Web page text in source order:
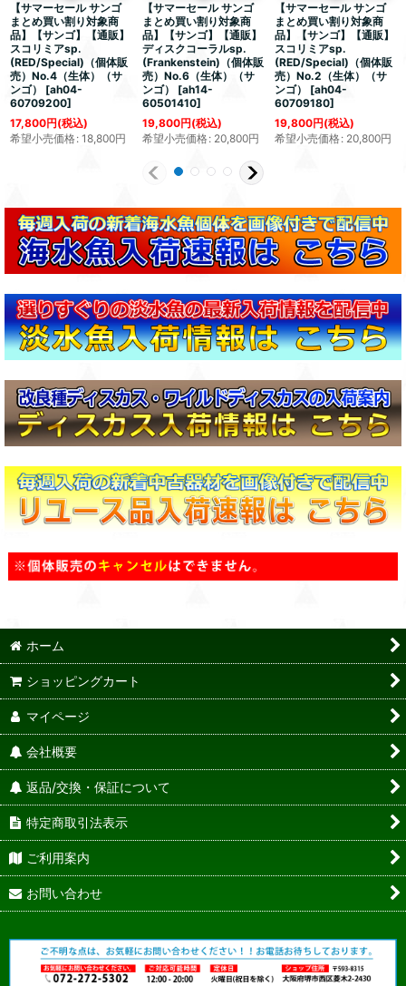
【サマーセール サンゴ
まとめ買い割り対象商
品】【サンゴ】【通販】
スコリミアsp.
(RED/Special)（個体販
売）No.4（生体）（サ
ンゴ）
[ah04-
60709200]
17,800円(税込)
希望小売価格: 18,800円
【サマーセール サンゴ
まとめ買い割り対象商
品】【サンゴ】【通販】
ディスクコーラルsp.
(Frankenstein)（個体販
売）No.6（生体）（サ
ンゴ）
[ah14-
60501410]
19,800円(税込)
希望小売価格: 20,800円
【サマーセール サンゴ
まとめ買い割り対象商
品】【サンゴ】【通販】
スコリミアsp.
(RED/Special)（個体販
売）No.2（生体）（サ
ンゴ）
[ah04-
60709180]
19,800円(税込)
希望小売価格: 20,800円
ホーム
ショッピングカート
マイページ
会社概要
返品/交換・保証について
特定商取引法表示
ご利用案内
お問い合わせ